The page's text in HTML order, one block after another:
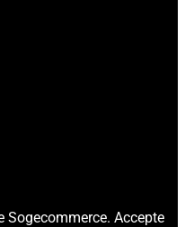
Sogecommerce. Accepte